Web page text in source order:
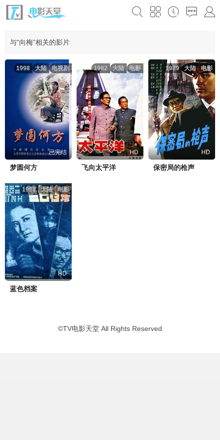
与“向梅”相关的影片
电视剧
大陆
1998
已完结
梦圆何方
电影
大陆
1982
HD
飞向太平洋
电影
大陆
1979
HD
保密局的枪声
电影
大陆
1980
HD
蓝色档案
©TV电影天堂 All Rights Reserved